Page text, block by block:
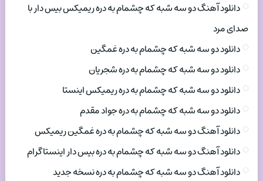
دانلود آهنگ دو سه شبه که چشمام به دره ریمیکس بیس دار با
صدای مرد
دانلود دو سه شبه که چشمام به دره غمگین
دانلود دو سه شبه که چشمام به دره شجریان
دانلود دو سه شبه که چشمام به دره ریمیکس اینستا
دانلود دو سه شبه که چشمام به دره جواد مقدم
دانلود آهنگ دو سه شبه که چشمام به دره غمگین ریمیکس
دانلود آهنگ دو سه شبه که چشمام به دره بیس دار اینستاگرام
دانلود آهنگ دو سه شبه که چشمام به دره نسخه جدید